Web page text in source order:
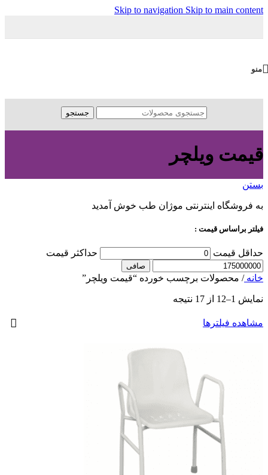
Skip to navigation Skip to main content
منو
جستجو
قیمت ویلچر
بستن
به فروشگاه اینترنتی موژان طب خوش آمدید
فیلتر براساس قیمت :
حداقل قیمت حداكثر قيمت
صافی
خانه/ محصولات برچسب خورده “قیمت ویلچر”
نمایش 1–12 از 17 نتیجه
مشاهده فیلترها